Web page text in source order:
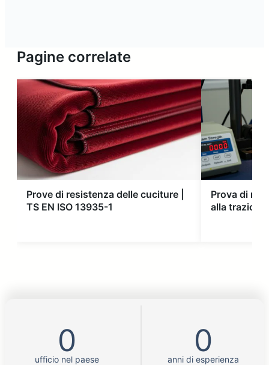
Pagine correlate
Prove di resistenza delle cuciture |
TS EN ISO 13935-1
Prova di
alla
0
ufficio nel paese
0
anni di esperienza